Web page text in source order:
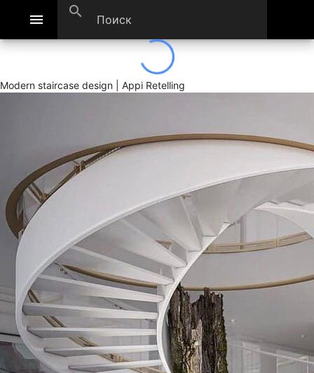
menu search
Modern staircase design | Appi Retelling